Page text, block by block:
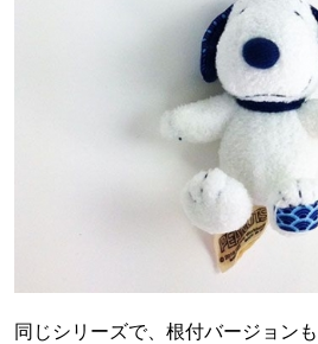
同じシリーズで、根付バージョン